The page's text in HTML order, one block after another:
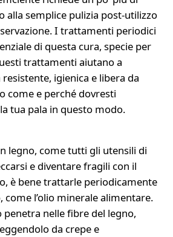
alla semplice pulizia post-utilizzo
I trattamenti periodici
di questa cura, specie per
trattamenti aiutano a
igienica e libera da
come e perché dovresti
tua pala in questo modo.
legno, come tutti gli utensili di
e diventare fragili con il
è bene trattarle periodicamente
come l’olio minerale alimentare.
nelle fibre del legno,
da crepe e